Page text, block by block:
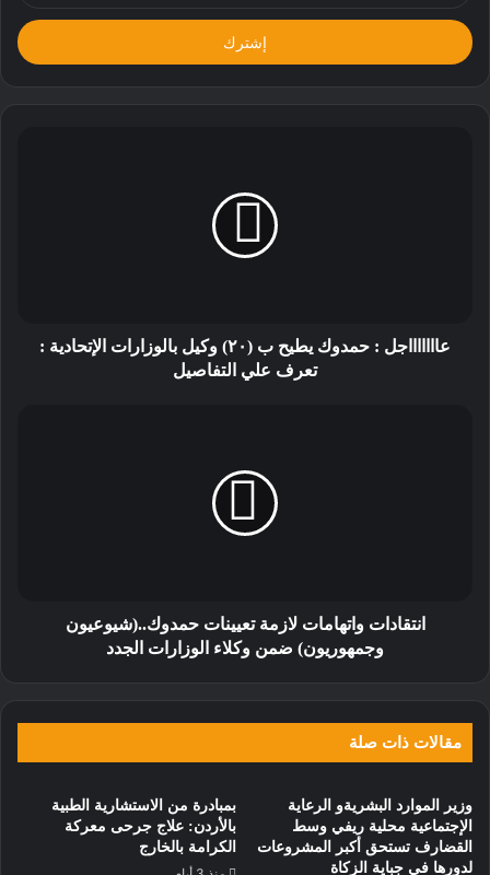
الإلكتروني
عاااااااجل : حمدوك يطيح ب (٢٠) وكيل بالوزارات الإتحادية :
تعرف علي التفاصيل
انتقادات واتهامات لازمة تعيينات حمدوك..(شيوعيون
وجمهوريون) ضمن وكلاء الوزارات الجدد
مقالات ذات صلة
وزير الموارد البشريةو الرعاية
الإجتماعية محلية ريفي وسط
القضارف تستحق أكبر المشروعات
لدورها في جباية الزكاة
بمبادرة من الاستشارية الطبية
بالأردن: علاج جرحى معركة
الكرامة بالخارج